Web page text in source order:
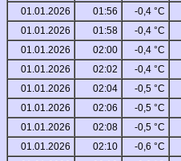
01.01.2026
01:56 -0,4 °C
01.01.2026
01:58 -0,4 °C
01.01.2026
02:00 -0,4 °C
01.01.2026
02:02 -0,4 °C
01.01.2026
02:04 -0,5 °C
01.01.2026
02:06 -0,5 °C
01.01.2026
02:08 -0,5 °C
01.01.2026
02:10 -0,6 °C